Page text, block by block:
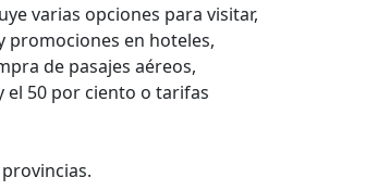
varias opciones para visitar,
promociones en hoteles,
de pasajes aéreos,
el 50 por ciento o tarifas